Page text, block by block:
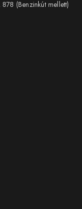
(Benzinkút mellett)